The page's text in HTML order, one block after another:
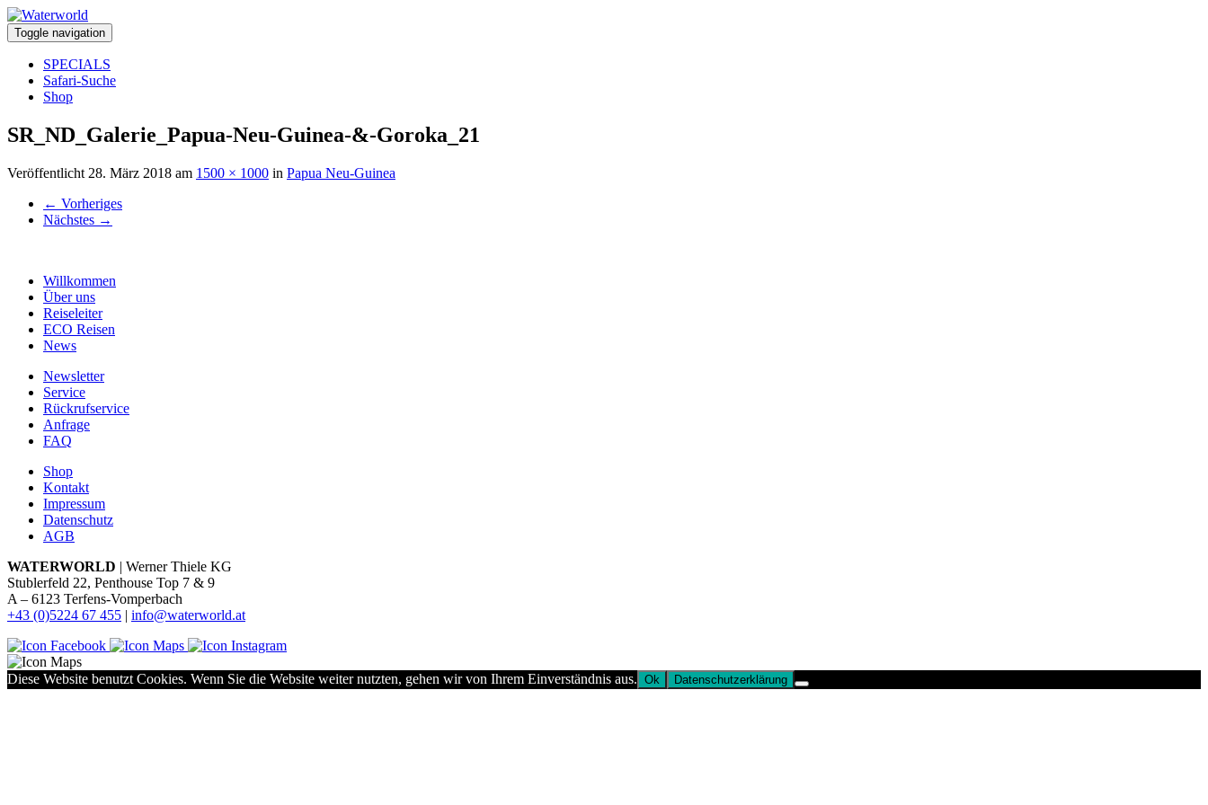
Toggle navigation
SPECIALS
Safari-Suche
Shop
SR_ND_Galerie_Papua-Neu-Guinea-&-Goroka_21
Veröffentlicht 28. März 2018 am 1500 × 1000 in Papua Neu-Guinea
← Vorheriges
Nächstes →
Willkommen
Über uns
Reiseleiter
ECO Reisen
News
Newsletter
Service
Rückrufservice
Anfrage
FAQ
Shop
Kontakt
Impressum
Datenschutz
AGB
WATERWORLD | Werner Thiele KG
Stublerfeld 22, Penthouse Top 7 & 9
A – 6123 Terfens-Vomperbach
+43 (0)5224 67 455 | info@waterworld.at
Diese Website benutzt Cookies. Wenn Sie die Website weiter nutzten, gehen wir von Ihrem Einverständnis aus. Ok Datenschutzerklärung